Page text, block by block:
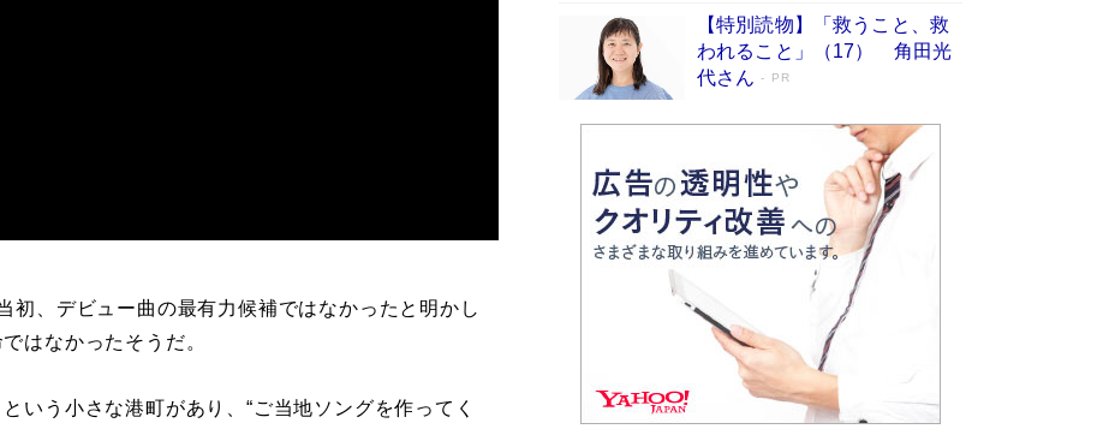
、デビュー曲の最有力候補ではなかったと明かし
はなかったそうだ。
いう小さな港町があり、“ご当地ソングを作ってく
【特別読物】「救うこと、救
われること」（17） 角田光
代さん
PR